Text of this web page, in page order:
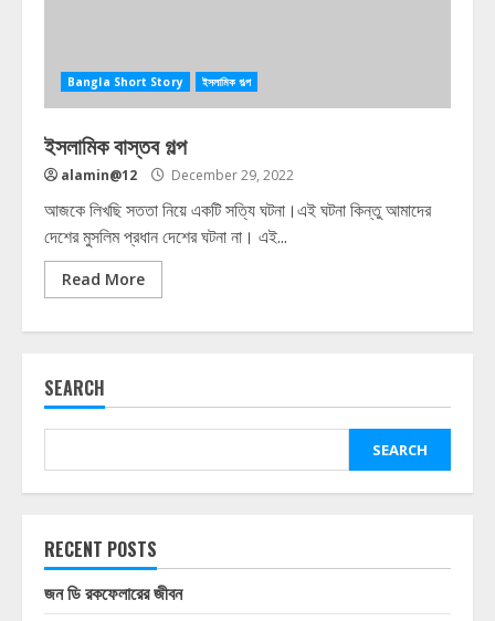
Bangla Short Story ইসলামিক গল্প
ইসলামিক বাস্তব গল্প
alamin@12 December 29, 2022
আজকে লিখছি সততা নিয়ে একটি সত্যি ঘটনা।এই ঘটনা কিন্তু আমাদের
দেশের মুসলিম প্রধান দেশের ঘটনা না। এই...
Read More
SEARCH
SEARCH
RECENT POSTS
জন ডি রকফেলারের জীবন